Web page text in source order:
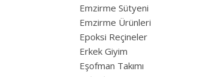
Emzirme Sütyeni
Emzirme Ürünleri
Epoksi Reçineler
Erkek Giyim
Eşofman Takımı